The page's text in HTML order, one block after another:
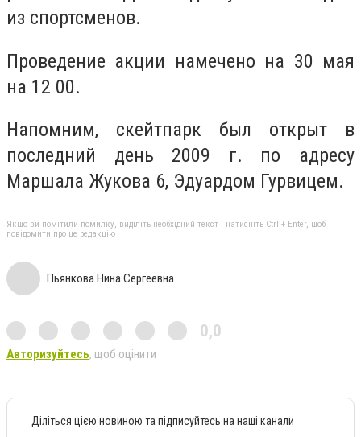
из спортсменов.
Проведение акции намечено на 30 мая
на 12 00.
Напомним, скейтпарк был открыт в
последний день 2009 г. по адресу
Маршала Жукова 6, Эдуардом Гурвицем.
Якщо ви помітили помилку, виділіть необхідний текст і натисніть Ctrl + Enter, щоб
повідомити про це редакцію
Пьянкова Нина Сергеевна
0,0
Авторизуйтесь, щоб оцінити
Діліться цією новиною та підписуйтесь на наші канали